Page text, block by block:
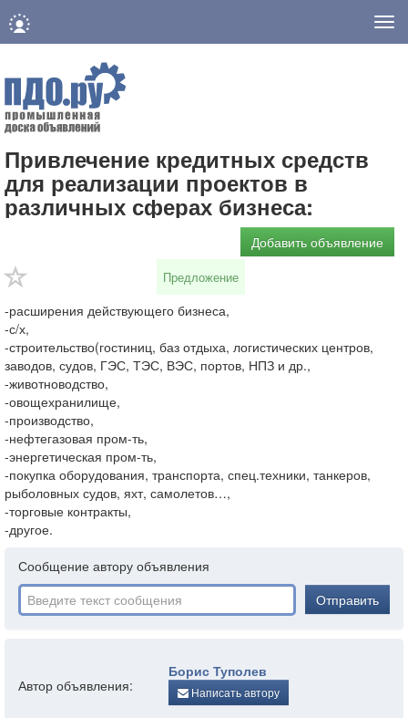
Привлечение кредитных средств
для реализации проектов в
различных сферах бизнеса:
Добавить объявление
Предложение
-расширения действующего бизнеса,
-с/х,
-строительство(гостиниц, баз отдыха, логистических центров,
заводов, судов, ГЭС, ТЭС, ВЭС, портов, НПЗ и др.,
-животноводство,
-овощехранилище,
-производство,
-нефтегазовая пром-ть,
-энергетическая пром-ть,
-покупка оборудования, транспорта, спец.техники, танкеров,
рыболовных судов, яхт, самолетов…,
-торговые контракты,
-другое.
Сообщение автору объявления
Отправить
Автор объявления:
Борис Туполев
Написать автору